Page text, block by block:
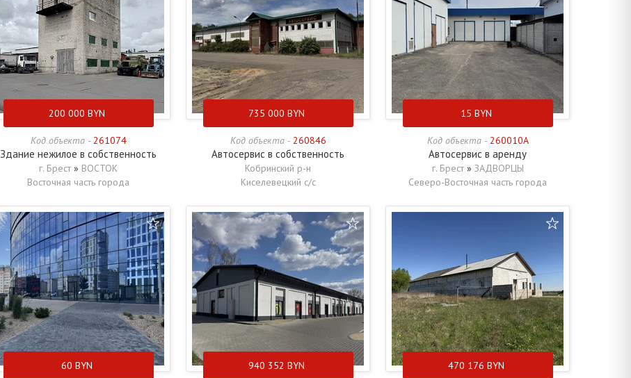
200 000 BYN
Код объекта - 261074
Здание нежилое в собственность
г. Брест » ВОСТОК
Восточная часть города
735 000 BYN
Код объекта - 260846
Автосервис в собственность
Кобринский р-н
Киселевецкий с/с
15 BYN
Код объекта - 260010A
Автосервис в аренду
г. Брест » ЗАДВОРЦЫ
Северо-Восточная часть города
60 BYN 940 352 BYN 470 176 BYN